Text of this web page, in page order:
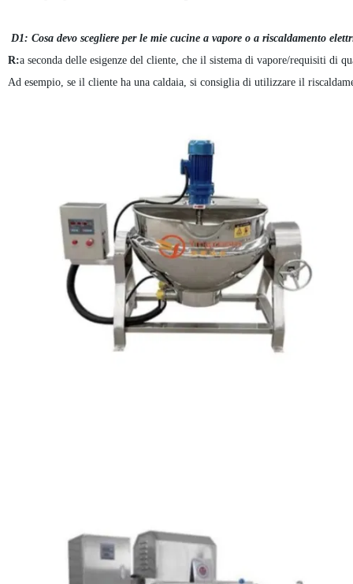
D1: Cosa devo scegliere per le mie cucine a vapore o a riscaldamento
R:a seconda delle esigenze del cliente, che il sistema di vapore/requisiti di
Ad esempio, se il cliente ha una caldaia, si consiglia di utilizzare il